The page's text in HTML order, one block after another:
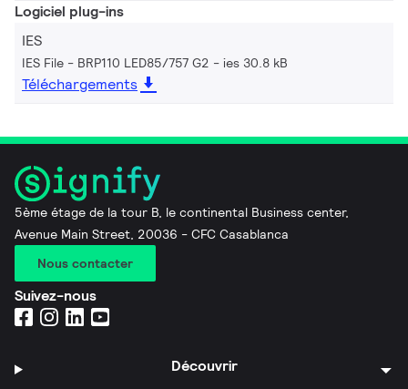
Logiciel plug-ins
IES
IES File - BRP110 LED85/757 G2 ies 30.8 kB
Téléchargements
5ème étage de la tour B, le continental Business center,
Avenue Main Street, 20036 - CFC Casablanca
Nous contacter
Suivez-nous
Découvrir